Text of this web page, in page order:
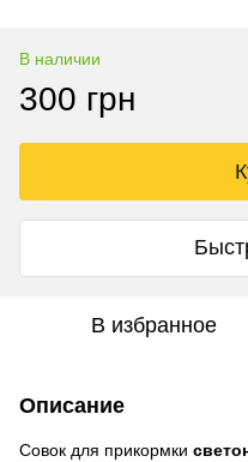
В наличии
300 грн
В избранное
Описание
Совок для прикормки